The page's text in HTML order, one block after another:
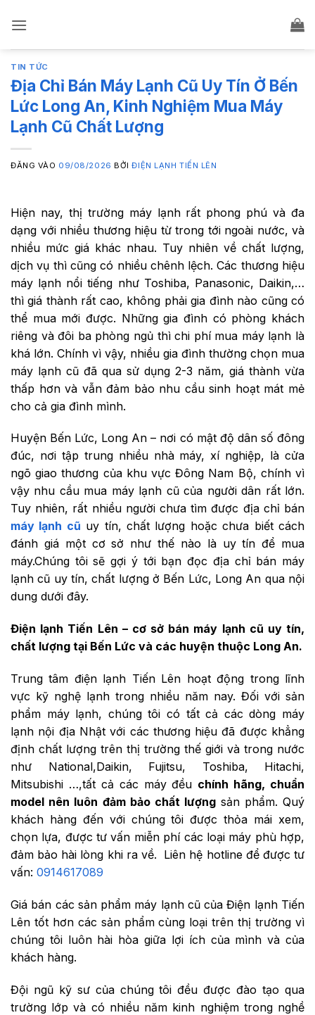
qua
dungTIN TỨC
Địa Chỉ Bán Máy Lạnh Cũ Uy Tín Ở Bến
Lức Long An, Kinh Nghiệm Mua Máy
Lạnh Cũ Chất Lượng
ĐĂNG VÀO 09/08/2026 BỞIĐIỆN LẠNH TIẾN LÊN
Hiện nay, thị trường máy lạnh rất phong phú và đa
dạng với nhiều thương hiệu từ trong tới ngoài nước, và
nhiều mức giá khác nhau. Tuy nhiên về chất lượng,
dịch vụ thì cũng có nhiều chênh lệch. Các thương hiệu
máy lạnh nổi tiếng như Toshiba, Panasonic, Daikin,…
thì giá thành rất cao, không phải gia đình nào cũng có
thể mua mới được. Những gia đình có phòng khách
riêng và đôi ba phòng ngủ thì chi phí mua máy lạnh là
khá lớn. Chính vì vậy, nhiều gia đình thường chọn mua
máy lạnh cũ đã qua sử dụng 2-3 năm, giá thành vừa
thấp hơn và vẫn đảm bảo nhu cầu sinh hoạt mát mẻ
cho cả gia đình mình.
Huyện Bến Lức, Long An – nơi có mật độ dân số đông
đúc, nơi tập trung nhiều nhà máy, xí nghiệp, là cửa
ngõ giao thương của khu vực Đông Nam Bộ, chính vì
vậy nhu cầu mua máy lạnh cũ của người dân rất lớn.
Tuy nhiên, rất nhiều người chưa tìm được địa chỉ bán
máy lạnh cũ uy tín, chất lượng hoặc chưa biết cách
đánh giá một cơ sở như thế nào là uy tín để mua
máy.Chúng tôi sẽ gợi ý tới bạn đọc địa chỉ bán máy
lạnh cũ uy tín, chất lượng ở Bến Lức, Long An qua nội
dung dưới đây.
Điện lạnh Tiến Lên – cơ sở bán máy lạnh cũ uy tín,
chất lượng tại Bến Lức và các huyện thuộc Long An.
Trung tâm điện lạnh Tiến Lên hoạt động trong lĩnh
vực kỹ nghệ lạnh trong nhiều năm nay. Đối với sản
phẩm máy lạnh, chúng tôi có tất cả các dòng máy
lạnh nội địa Nhật với các thương hiệu đã được khẳng
định chất lượng trên thị trường thế giới và trong nước
như National,Daikin, Fujitsu, Toshiba, Hitachi,
Mitsubishi …,tất cả các máy đều chính hãng, chuẩn
model nên luôn đảm bảo chất lượng sản phẩm. Quý
khách hàng đến với chúng tôi được thỏa mái xem,
chọn lựa, được tư vấn miễn phí các loại máy phù hợp,
đảm bảo hài lòng khi ra về. Liên hệ hotline để được tư
vấn: 0914617089
Giá bán các sản phẩm máy lạnh cũ của Điện lạnh Tiến
Lên tốt hơn các sản phẩm cùng loại trên thị trường vì
chúng tôi luôn hài hòa giữa lợi ích của mình và của
khách hàng.
Đội ngũ kỹ sư của chúng tôi đều được đào tạo qua
trường lớp và có nhiều năm kinh nghiệm trong nghề